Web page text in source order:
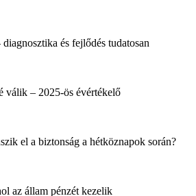
és fejlődés tudatosan
– 2025-ös évértékelő
el a biztonság a hétköznapok során?
az állam pénzét kezelik